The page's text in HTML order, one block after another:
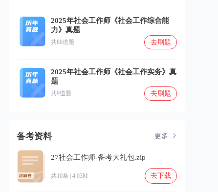
2025年社会工作师《社会工作综合能
力》真题
共80道题 去刷题
2025年社会工作师《社会工作实务》真
题
共9道题 去刷题
备考资料 更多
27社会工作师-备考大礼包.zip
共10条 | 4.03M 去下载